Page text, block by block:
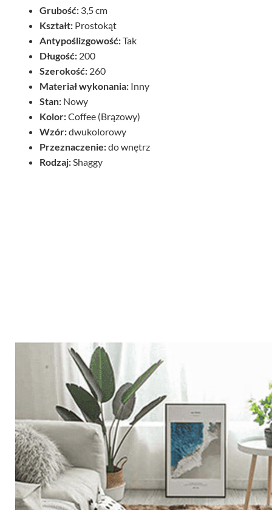
Grubość: 3,5 cm
Kształt: Prostokąt
Antypoślizgowość:Tak
Długość: 200
Szerokość: 260
Materiał wykonania: Inny
Stan: Nowy
Kolor:Coffee (Brązowy)
Wzór:dwukolorowy
Przeznaczenie:do wnętrz
Rodzaj:Shaggy